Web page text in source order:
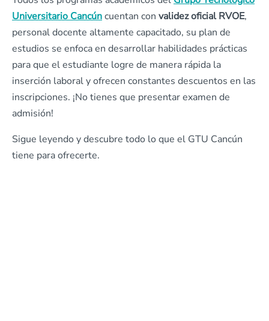
Universitario Cancúncuentan con validez oficial RVOE,
personal docente altamente capacitado, su plan de
estudios se enfoca en desarrollar habilidades prácticas
para que el estudiante logre de manera rápida la
inserción laboral y ofrecen constantes descuentos en las
inscripciones. ¡No tienes que presentar examen de
admisión!
Sigue leyendo y descubre todo lo que el GTU Cancún
tiene para ofrecerte.